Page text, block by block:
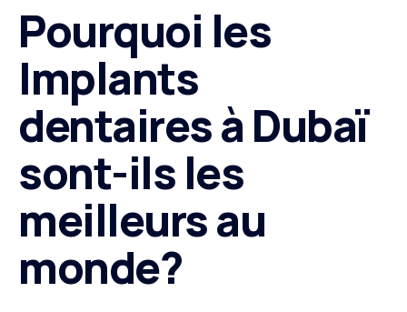
Pourquoi les
Implants
dentaires à Dubaï
sont-ils les
meilleurs au
monde?